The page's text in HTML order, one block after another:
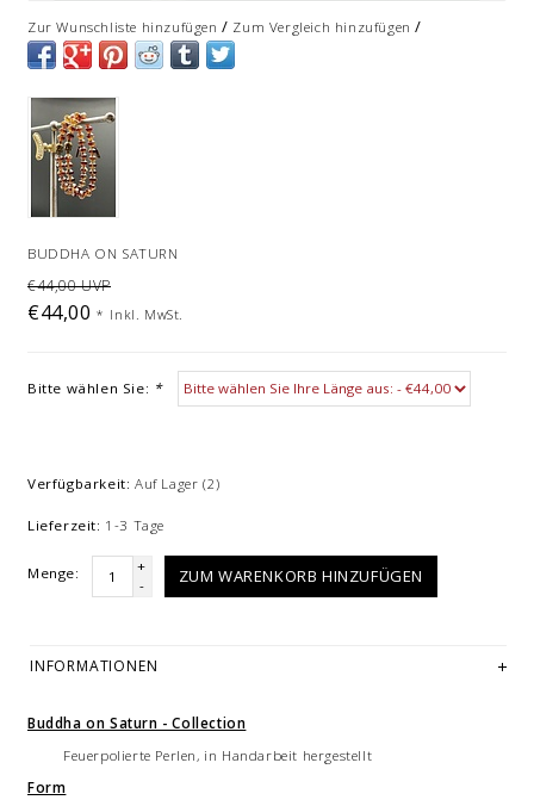
Zur Wunschliste hinzufügen / Zum Vergleich hinzufügen /
BUDDHA ON SATURN
€44,00 UVP
€44,00* Inkl. MwSt.
Bitte wählen Sie: *
Verfügbarkeit: Auf Lager(2)
Lieferzeit: 1-3 Tage
Menge:
+
-
ZUM WARENKORB HINZUFÜGEN
INFORMATIONEN
Buddha on Saturn - Collection
Feuerpolierte Perlen, in Handarbeit hergestellt
Form